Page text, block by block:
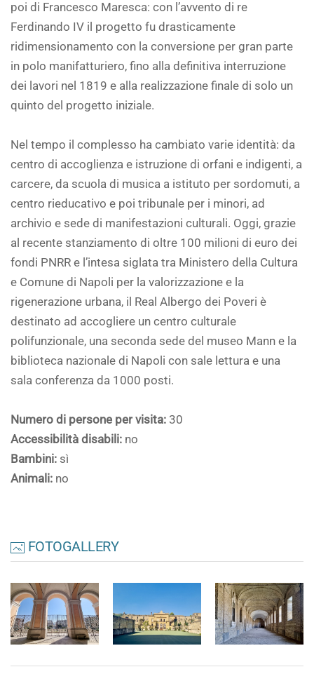
poi di Francesco Maresca: con l’avvento di re
Ferdinando IV il progetto fu drasticamente
ridimensionamento con la conversione per gran parte
in polo manifatturiero, fino alla definitiva interruzione
dei lavori nel 1819 e alla realizzazione finale di solo un
quinto del progetto iniziale.
Nel tempo il complesso ha cambiato varie identità: da
centro di accoglienza e istruzione di orfani e indigenti, a
carcere, da scuola di musica a istituto per sordomuti, a
centro rieducativo e poi tribunale per i minori, ad
archivio e sede di manifestazioni culturali. Oggi, grazie
al recente stanziamento di oltre 100 milioni di euro dei
fondi PNRR e l’intesa siglata tra Ministero della Cultura
e Comune di Napoli per la valorizzazione e la
rigenerazione urbana, il Real Albergo dei Poveri è
destinato ad accogliere un centro culturale
polifunzionale, una seconda sede del museo Mann e la
biblioteca nazionale di Napoli con sale lettura e una
sala conferenza da 1000 posti.
Numero di persone per visita: 30
Accessibilità disabili: no
Bambini: sì
Animali: no
FOTOGALLERY